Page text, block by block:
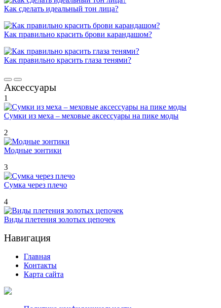
Как сделать идеальный тон лица?
Как правильно красить брови карандашом?
Как правильно красить глаза тенями?
Аксессуары
1
Сумки из меха – меховые аксессуары на пике моды
2
Модные зонтики
3
Сумка через плечо
4
Виды плетения золотых цепочек
Навигация
Главная
Контакты
Карта сайта